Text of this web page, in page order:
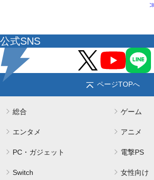
公式SNS
ページTOPへ
総合 ゲーム
エンタメ アニメ
PC・ガジェット 電撃PS
Switch 女性向け